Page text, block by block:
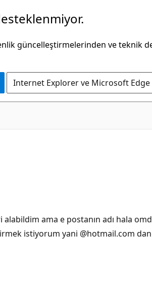
güncelleştirmelerinden ve teknik
Internet Explorer ve Microsoft Edge
ama e postanın adı hala
istiyorum yani @hotmail.com dan